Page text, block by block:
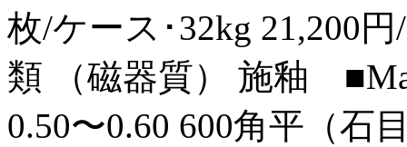
枚/ケース･32kg 21,200
類 （磁器質） 施釉
0.50〜0.60 600角平（石